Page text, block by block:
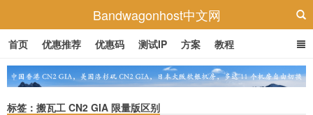
Bandwagonhost中文网
首页 优惠推荐 优惠码 测试IP 方案 教程
标签：搬瓦工 CN2 GIA 限量版区别